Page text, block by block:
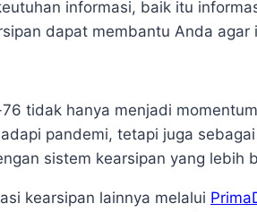
informasi, baik itu
dapat membantu Anda
tidak hanya menjadi
pandemi, tetapi juga
sistem kearsipan yang lebih
kearsipan lainnya melalui